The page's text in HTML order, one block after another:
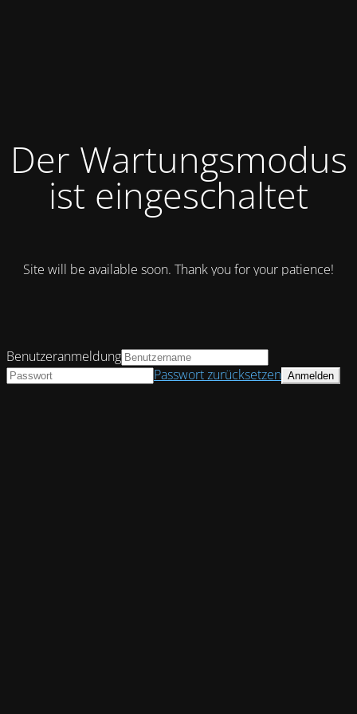
Der Wartungsmodus
ist eingeschaltet
Site will be available soon. Thank you for your patience!
Benutzeranmeldung
Passwort zurücksetzen